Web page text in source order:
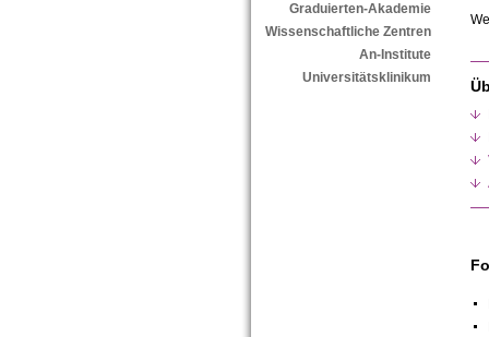
Graduierten-Akademie
Wissenschaftliche Zentren
An-Institute
Universitätsklinikum